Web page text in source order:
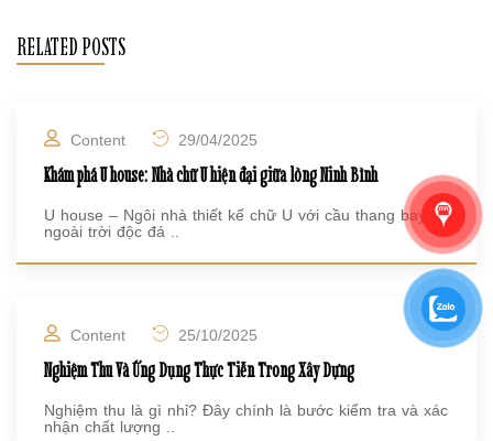
RELATED POSTS
Content 29/04/2025
Khám phá U house: Nhà chữ U hiện đại giữa lòng Ninh Bình
U house – Ngôi nhà thiết kế chữ U với cầu thang bay
ngoài trời độc đá ..
Content 25/10/2025
Nghiệm Thu Và Ứng Dụng Thực Tiễn Trong Xây Dựng
Nghiệm thu là gì nhỉ? Đây chính là bước kiểm tra và xác
nhận chất lượng ..